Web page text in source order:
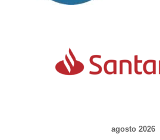
agosto 2026